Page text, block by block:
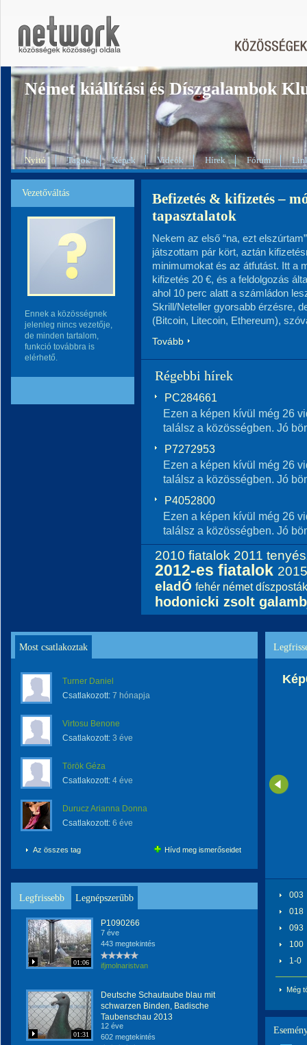
Német kiállítási és Díszgalambok
Nyitó Tagok Képek Videók Hírek Fórum
Vezetőváltás
Ennek a közösségnek
jelenleg nincs vezetője,
de minden tartalom,
funkció továbbra is
elérhető.
Befizetés & kifizetés –
tapasztalatok
Nekem az első “na, ezt
játszottam pár kört, aztán
minimumokat és az átfutást. Itt a
kifizetés 20 €, és a feldolgozás
ahol 10 perc alatt a számládon
Skrill/Neteller gyorsabb érzésre,
(Bitcoin, Litecoin, Ethereum),
Tovább
Régebbi hírek
PC284661
Ezen a képen kívül még 26
találsz a közösségben. Jó
P7272953
Ezen a képen kívül még 26
találsz a közösségben. Jó
P4052800
Ezen a képen kívül még 26
találsz a közösségben. Jó
2010 fiatalok 2011
2012-es fiatalok 2015
eladÓ fehér német díszposták
hodonicki zsolt
Most csatlakoztak
Turner Daniel
Csatlakozott: 7 hónapja
Virtosu Benone
Csatlakozott: 3 éve
Török Géza
Csatlakozott: 4 éve
Durucz Arianna Donna
Csatlakozott: 6 éve
Az összes tag Hívd meg ismerőseidet
Legfrissebb Legnépszerűbb
01:06
P1090266
7 éve
443 megtekintés
ifjmolnaristvan
01:31
Deutsche Schautaube blau mit
schwarzen Binden, Badische
Taubenschau 2013
12 éve
602 megtekintés
003
018
093
100
1-0
Még